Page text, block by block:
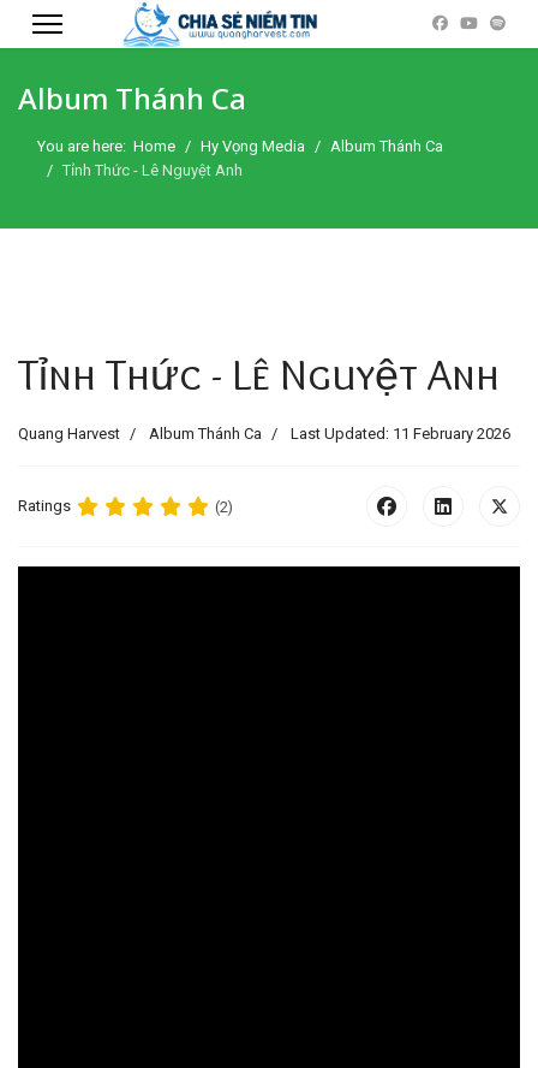
Album Thánh Ca
You are here: Home Hy Vọng Media
Album Thánh Ca
Tỉnh Thức - Lê Nguyệt Anh
Tỉnh Thức - Lê Nguyệt Anh
Quang Harvest Album Thánh Ca Last Updated: 11 February 2026
Ratings (2)